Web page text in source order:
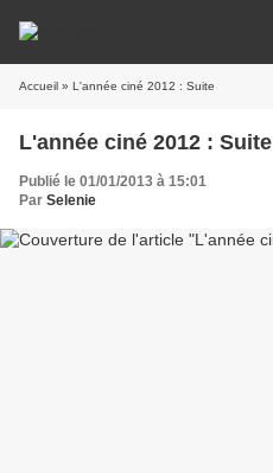
Accueil » L'année ciné 2012 : Suite
L'année ciné 2012 : Suite
Publié le 01/01/2013 à 15:01
Par Selenie